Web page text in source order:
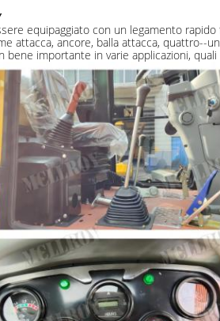
equipaggiato con un legamento
attacca, ancore, balla attacca,
importante in varie applicazioni,